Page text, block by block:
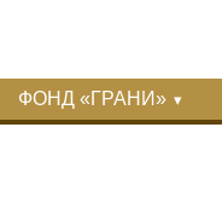
ФОНД «ГРАНИ»